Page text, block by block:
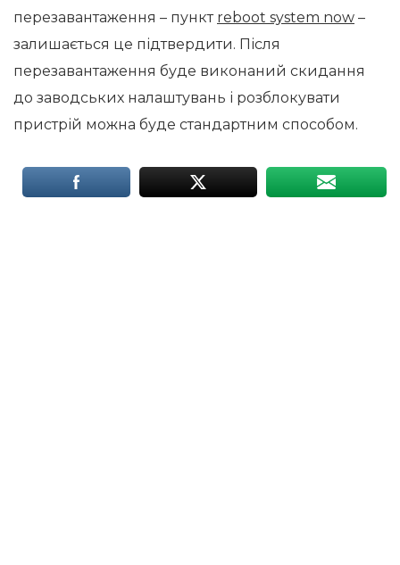
перезавантаження – пункт reboot system now –
залишається це підтвердити. Після
перезавантаження буде виконаний скидання
до заводських налаштувань і розблокувати
пристрій можна буде стандартним способом.